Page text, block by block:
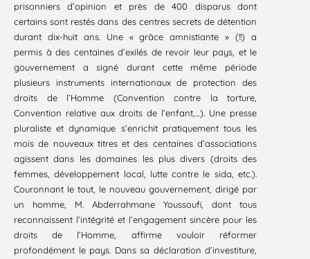
prisonniers d’opinion et près de 400 disparus dont
certains sont restés dans des centres secrets de détention
durant dix-huit ans. Une « grâce amnistiante » (!!) a
permis à des centaines d’exilés de revoir leur pays, et le
gouvernement a signé durant cette même période
plusieurs instruments internationaux de protection des
droits de l’Homme (Convention contre la torture,
Convention relative aux droits de l’enfant,…). Une presse
pluraliste et dynamique s’enrichit pratiquement tous les
mois de nouveaux titres et des centaines d’associations
agissent dans les domaines les plus divers (droits des
femmes, développement local, lutte contre le sida, etc.).
Couronnant le tout, le nouveau gouvernement, dirigé par
un homme, M. Abderrahmane Youssoufi, dont tous
reconnaissent l’intégrité et l’engagement sincère pour les
droits de l’Homme, affirme vouloir réformer
profondément le pays. Dans sa déclaration d’investiture,